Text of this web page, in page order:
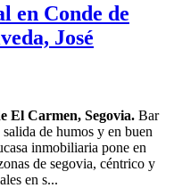
en Conde de
José
El Carmen, Segovia. Bar
de humos y en buen
inmobiliaria pone en
de segovia, céntrico y
en s...